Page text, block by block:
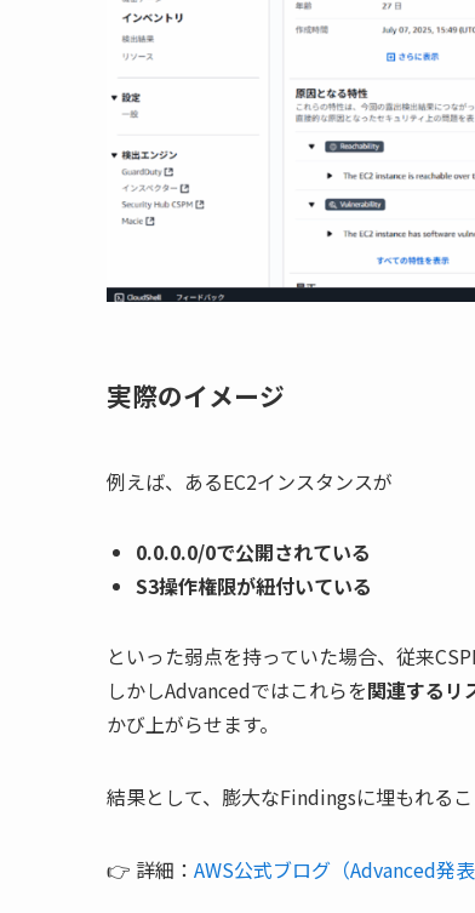
実際のイメージ
例えば、あるEC2インスタンスが
0.0.0.0/0で公開されている
S3操作権限が紐付いている
といった弱点を持っていた場合、従来
しかしAdvancedではこれらを関連するリ
かび上がらせます。
結果として、膨大なFindingsに埋もれるこ
👉 詳細： AWS公式ブログ（Advanced発表